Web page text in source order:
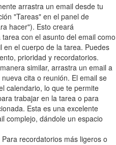
arrastra un email desde tu
"Tareas" en el panel de
hacer"). Esto creará
con el asunto del email como
en el cuerpo de la tarea. Puedes
prioridad y recordatorios.
similar, arrastra un email a
cita o reunión. El email se
calendario, lo que te permite
trabajar en la tarea o para
Esta es una excelente
complejo, dándole un espacio
Para recordatorios más ligeros o